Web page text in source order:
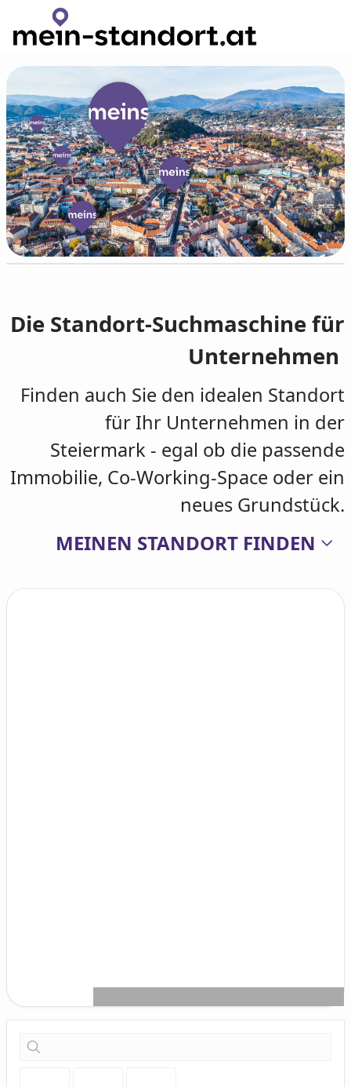
Zum Hauptinhalt wechseln
Die Standort-Suchmaschine für
Unternehmen
Finden auch Sie den idealen Standort
für Ihr Unternehmen in der
Steiermark - egal ob die passende
Immobilie, Co-Working-Space oder ein
neues Grundstück.
MEINEN STANDORT FINDEN